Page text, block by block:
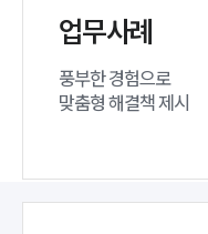
업무사례
풍부한 경험으로
맞춤형 해결책 제시